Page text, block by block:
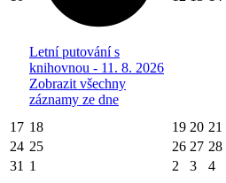
Letní putování s
knihovnou - 11. 8. 2026
Zobrazit všechny
záznamy ze dne
17 18 19 20 21
24 25 26 27 28
31 1 2 3 4